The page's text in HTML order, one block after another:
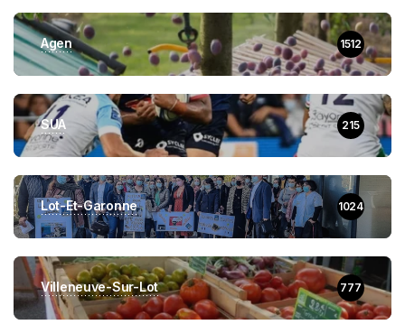
Agen 1512
SUA 215
Lot-Et-Garonne 1024
Villeneuve-Sur-Lot 777